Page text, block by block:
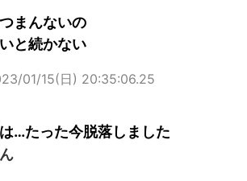
まんないの
と続かない
01/15(日) 20:35:06.25
…たった今脱落しました